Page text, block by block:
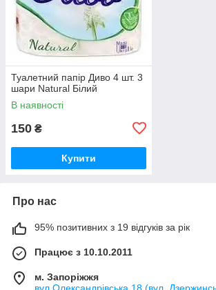
Туалетний папір Диво 4 шт. 3
шари Natural Білий
В наявності
150 ₴
Купити
Про нас
95% позитивних з 19 відгуків за рік
Працює з 10.10.2011
м. Запоріжжя